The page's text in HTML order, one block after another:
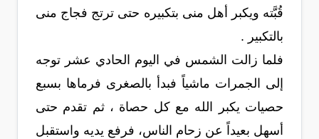
قُبَّته ويكبر أهل منى بتكبيره حتى ترتج فجاج منى
بالتكبير .
فلما زالت الشمس في اليوم الحادي عشر توجه
إلى الجمرات ماشياً فبدأ بالصغرى فرماها بسبع
حصيات يكبر الله مع كل حصاة ، ثم تقدم حتى
أسهل بعيداً عن زحام الناس، فرفع يديه واستقبل